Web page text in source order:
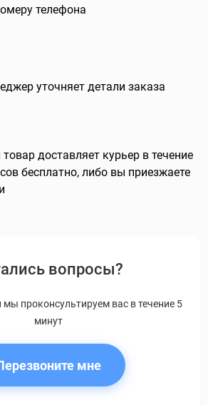
телефона
уточняет детали заказа
доставляет курьер в течение
бесплатно, либо вы приезжаете
вопросы?
мы проконсультируем вас в течение 5
минут
мне